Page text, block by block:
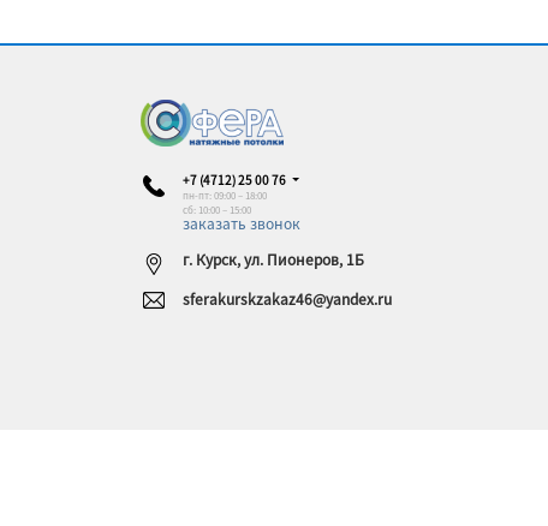
+7 (4712) 25 00 76
пн-пт: 09:00 – 18:00
сб: 10:00 – 15:00
заказать звонок
г. Курск, ул. Пионеров, 1Б
sferakurskzakaz46@yandex.ru